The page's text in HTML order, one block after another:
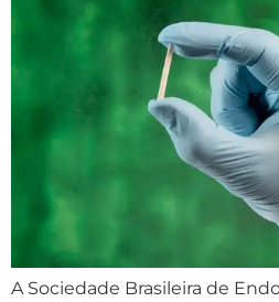
A Sociedade Brasileira de